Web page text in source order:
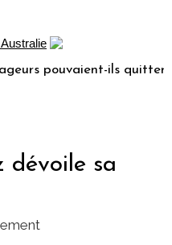
pouvaient-ils quitter
sa